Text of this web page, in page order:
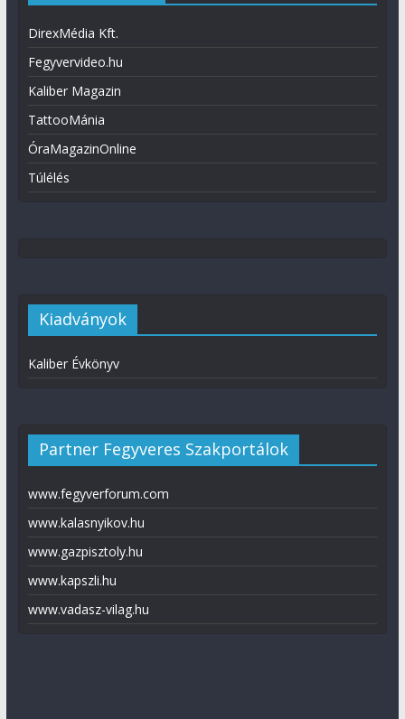
DirexMédia Kft.
Fegyvervideo.hu
Kaliber Magazin
TattooMánia
ÓraMagazinOnline
Túlélés
Kiadványok
Kaliber Évkönyv
Partner Fegyveres Szakportálok
www.fegyverforum.com
www.kalasnyikov.hu
www.gazpisztoly.hu
www.kapszli.hu
www.vadasz-vilag.hu